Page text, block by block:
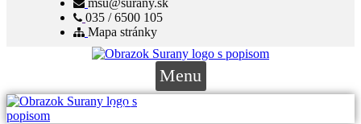
035 / 6500 105
Mapa stránky
Menu
Víta vás